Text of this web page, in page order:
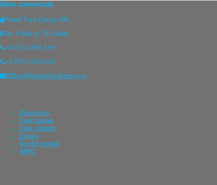
Date comerciale
Power Pure Energy SRL
Str. 9 Mai, nr. 39, Galati
+4 0753.496.596
+4 0767.230.230
Office@PowerPureEnergy.ro
Despre noi
Cum cumpar
Cum comand
Livrare
Servicii montaj
ANPC